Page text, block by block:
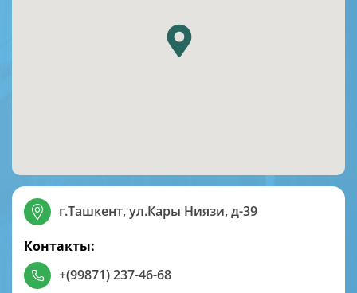
г.Ташкент, ул.Кары Ниязи, д-39
Контакты:
+(99871) 237-46-68